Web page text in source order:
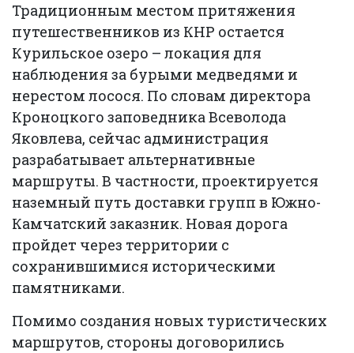
Традиционным местом притяжения
путешественников из КНР остается
Курильское озеро – локация для
наблюдения за бурыми медведями и
нерестом лосося. По словам директора
Кроноцкого заповедника Всеволода
Яковлева, сейчас администрация
разрабатывает альтернативные
маршруты. В частности, проектируется
наземный путь доставки групп в Южно-
Камчатский заказник. Новая дорога
пройдет через территории с
сохранившимися историческими
памятниками.
Помимо создания новых туристических
маршрутов, стороны договорились